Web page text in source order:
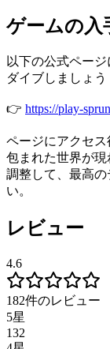
ゲームの入
以下の公式ペー
ダイブしましょう
👉 https://play-
ページにアクセ
包まれた世界が
調整して、最高
い。
レビュー
4.6
182件のレビュー
5星
132